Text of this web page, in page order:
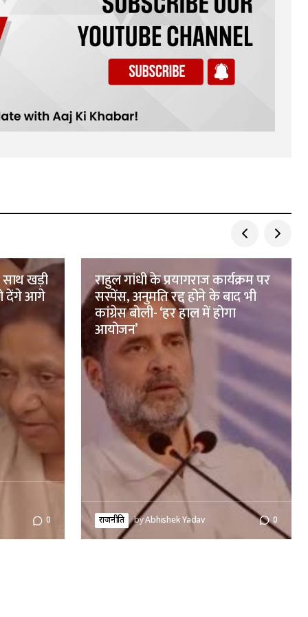
खड़ी
देंगे आगे
0
राहुल गांधी के प्रयागराज कार्यक्रम पर
सस्पेंस, अनुमति रद्द होने के बाद भी
कांग्रेस बोली- ‘हर हाल में होगा
आयोजन’
राजनीति byAbhishek Yadav 0